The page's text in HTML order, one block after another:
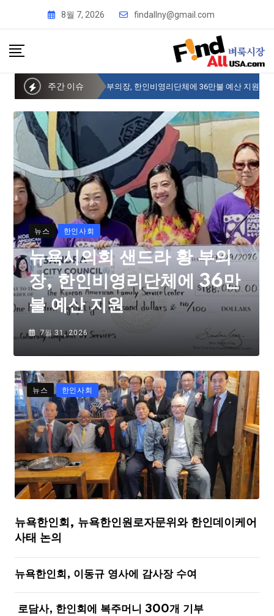
8월 7, 2026 findallny@gmail.com
주간 이슈
뉴욕시의회 샌드라 황 부의장, 한인비영리단체에 36만불 예산 지원
뉴스 한인사회
뉴욕시의회 샌드라 황 부의
장, 한인비영리단체에 36만
불 예산 지원
7월 31, 2026
뉴스 한인사회
뉴욕한인회, 뉴욕한인원로자문위와 한인데이케어
사태 논의
뉴욕한인회, 이동규 영사에 감사장 수여
로담사, 한인회에 복주머니 300개 기부